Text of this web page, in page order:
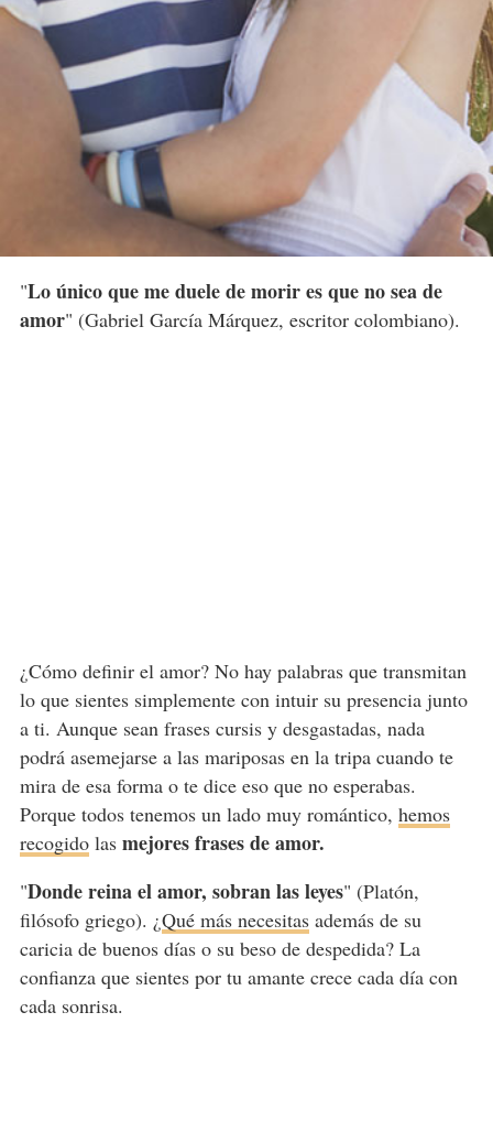
"Lo único que me duele de morir es que no sea de
amor" (Gabriel García Márquez, escritor colombiano).
¿Cómo definir el amor? No hay palabras que transmitan
lo que sientes simplemente con intuir su presencia junto
a ti. Aunque sean frases cursis y desgastadas, nada
podrá asemejarse a las mariposas en la tripa cuando te
mira de esa forma o te dice eso que no esperabas.
Porque todos tenemos un lado muy romántico, hemos
recogidolasmejores frases de amor.
"Donde reina el amor, sobran las leyes" (Platón,
filósofo griego). ¿Qué más necesitasademás de su
caricia de buenos días o su beso de despedida? La
confianza que sientes por tu amante crece cada día con
cada sonrisa.